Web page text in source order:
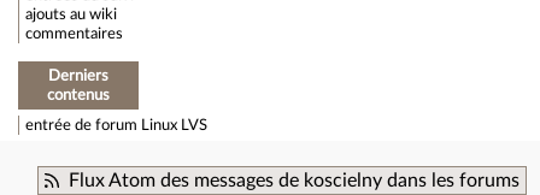
ajouts au wiki
commentaires
Derniers
contenus
entrée de forum Linux LVS
Flux Atom des messages de koscielny dans les forums